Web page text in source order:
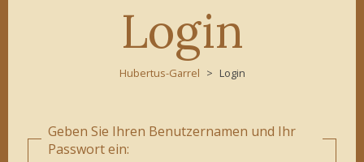
Login
Hubertus-Garrel Login
Geben Sie Ihren Benutzernamen und Ihr
Passwort ein: